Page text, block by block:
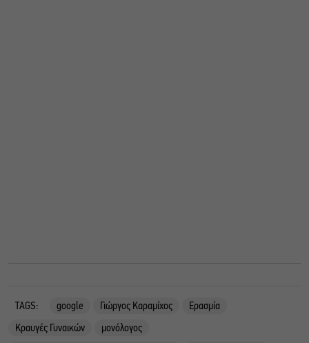
TAGS: google Γιώργος Καραμίχος
Ερασμία
Κραυγές Γυναικών
μονόλογος